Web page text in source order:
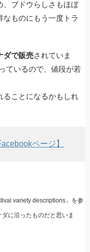
、ブドウらしさもほぼ
ものにもう一度トラ
ダで販売されていま
ているので、値段が若
ることになるかもしれ
ページ】
variety descriptions」を参
に沿ったものだと思いま